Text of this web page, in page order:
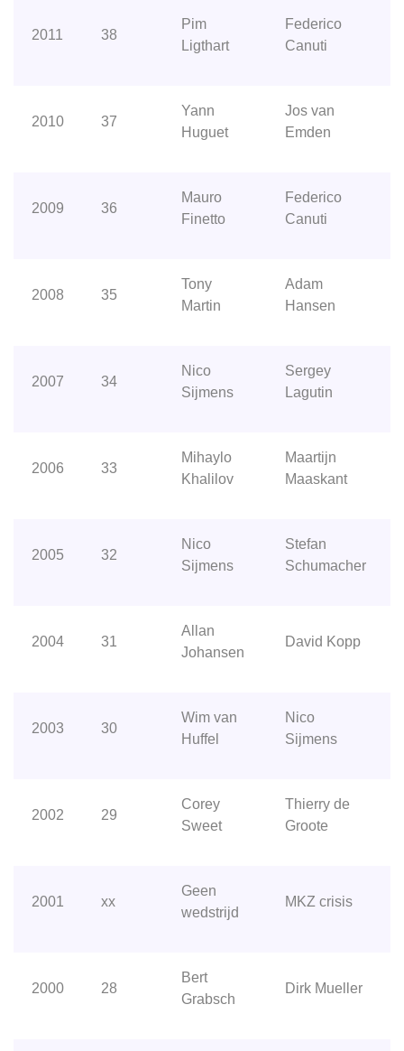
2011 38
Pim
Ligthart
Federico
Canuti
2010 37
Yann
Huguet
Jos van
Emden
2009 36
Mauro
Finetto
Federico
Canuti
2008 35
Tony
Martin
Adam
Hansen
2007 34
Nico
Sijmens
Sergey
Lagutin
2006 33
Mihaylo
Khalilov
Maartijn
Maaskant
2005 32
Nico
Sijmens
Stefan
Schumacher
2004 31
Allan
Johansen
David Kopp
2003 30
Wim van
Huffel
Nico
Sijmens
2002 29
Corey
Sweet
Thierry de
Groote
2001 xx
Geen
wedstrijd
MKZ crisis
2000 28
Bert
Grabsch
Dirk Mueller